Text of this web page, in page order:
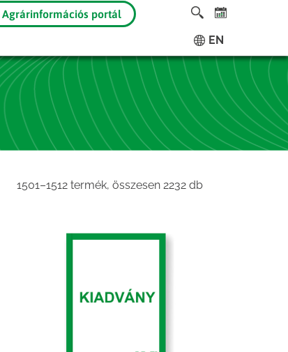
Agrárinformációs portál
EN
1501–1512 termék, összesen 2232 dbSorted